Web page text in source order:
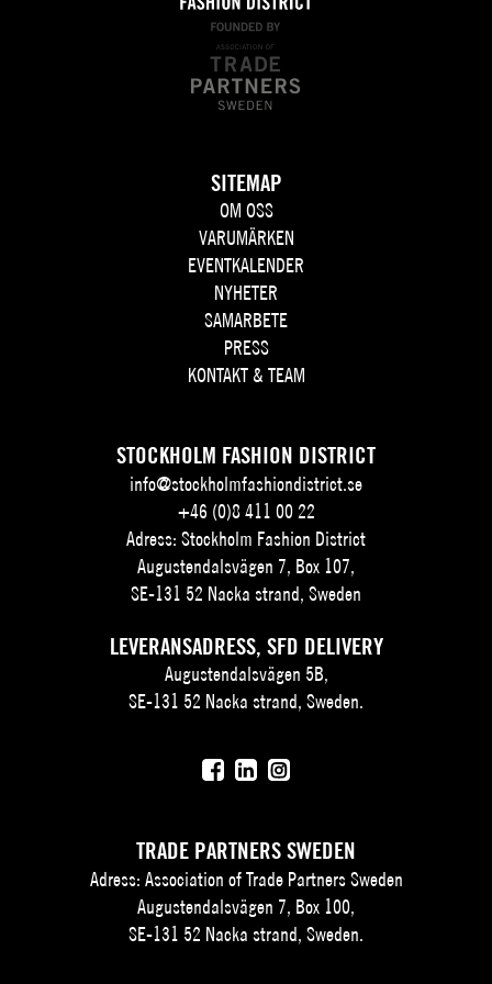
SITEMAP
OM OSS
VARUMÄRKEN
EVENTKALENDER
NYHETER
SAMARBETE
PRESS
KONTAKT & TEAM
STOCKHOLM FASHION DISTRICT
info@stockholmfashiondistrict.se
+46 (0)8 411 00 22
Adress: Stockholm Fashion District
Augustendalsvägen 7, Box 107,
SE-131 52 Nacka strand, Sweden
LEVERANSADRESS, SFD DELIVERY
Augustendalsvägen 5B,
SE-131 52 Nacka strand, Sweden.
TRADE PARTNERS SWEDEN
Adress: Association of Trade Partners Sweden
Augustendalsvägen 7, Box 100,
SE-131 52 Nacka strand, Sweden.